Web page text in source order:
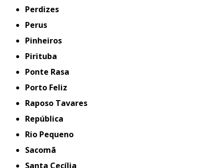
Perdizes
Perus
Pinheiros
Pirituba
Ponte Rasa
Porto Feliz
Raposo Tavares
República
Rio Pequeno
Sacomã
Santa Cecília